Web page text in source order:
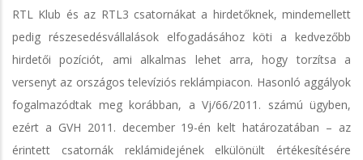
RTL Klub és az RTL3 csatornákat a hirdetőknek, mindemellett
pedig részesedésvállalások elfogadásához köti a kedvezőbb
hirdetői pozíciót, ami alkalmas lehet arra, hogy torzítsa a
versenyt az országos televíziós reklámpiacon. Hasonló aggályok
fogalmazódtak meg korábban, a Vj/66/2011. számú ügyben,
ezért a GVH 2011. december 19-én kelt határozatában – az
érintett csatornák reklámidejének elkülönült értékesítésére